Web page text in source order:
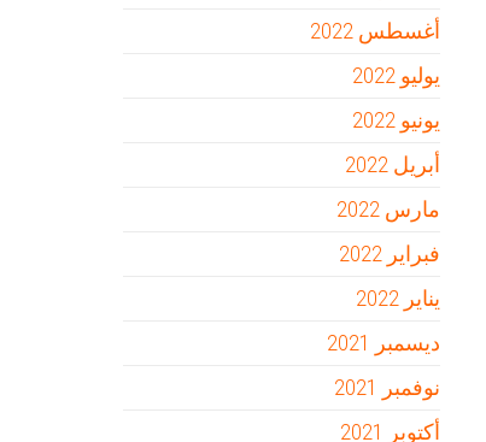
أغسطس 2022
يوليو 2022
يونيو 2022
أبريل 2022
مارس 2022
فبراير 2022
يناير 2022
ديسمبر 2021
نوفمبر 2021
أكتوبر 2021